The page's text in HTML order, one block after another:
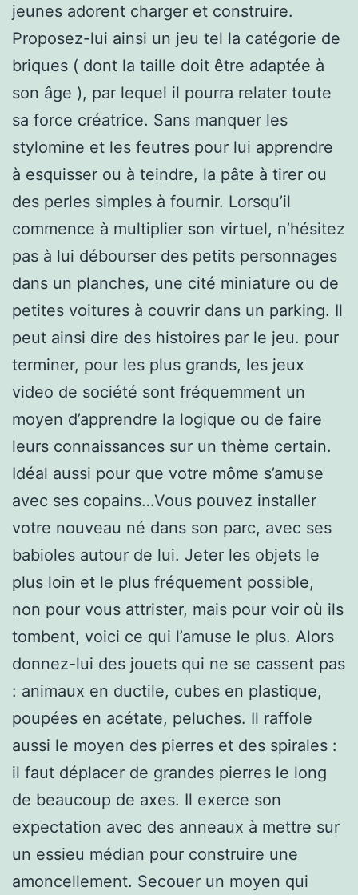
jeunes adorent charger et construire.
Proposez-lui ainsi un jeu tel la catégorie de
briques ( dont la taille doit être adaptée à
son âge ), par lequel il pourra relater toute
sa force créatrice. Sans manquer les
stylomine et les feutres pour lui apprendre
à esquisser ou à teindre, la pâte à tirer ou
des perles simples à fournir. Lorsqu’il
commence à multiplier son virtuel, n’hésitez
pas à lui débourser des petits personnages
dans un planches, une cité miniature ou de
petites voitures à couvrir dans un parking. Il
peut ainsi dire des histoires par le jeu. pour
terminer, pour les plus grands, les jeux
video de société sont fréquemment un
moyen d’apprendre la logique ou de faire
leurs connaissances sur un thème certain.
Idéal aussi pour que votre môme s’amuse
avec ses copains…Vous pouvez installer
votre nouveau né dans son parc, avec ses
babioles autour de lui. Jeter les objets le
plus loin et le plus fréquement possible,
non pour vous attrister, mais pour voir où ils
tombent, voici ce qui l’amuse le plus. Alors
donnez-lui des jouets qui ne se cassent pas
: animaux en ductile, cubes en plastique,
poupées en acétate, peluches. Il raffole
aussi le moyen des pierres et des spirales :
il faut déplacer de grandes pierres le long
de beaucoup de axes. Il exerce son
expectation avec des anneaux à mettre sur
un essieu médian pour construire une
amoncellement. Secouer un moyen qui